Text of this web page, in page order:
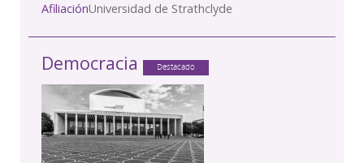
AfiliaciónUniversidad de Strathclyde
Democracia Destacado